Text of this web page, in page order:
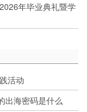
年毕业典礼暨学
活动
出海密码是什么